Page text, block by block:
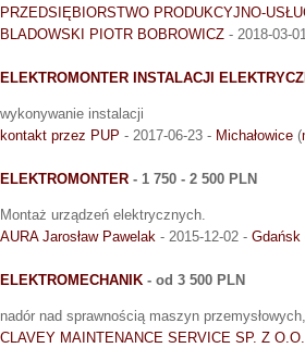
PRZEDSIĘBIORSTWO PRODUKCYJNO-
BLADOWSKI PIOTR BOBROWICZ - 2018-03-
ELEKTROMONTER INSTALACJI
wykonywanie instalacji
kontakt przez PUP - 2017-06-23 - Michałowice (
ELEKTROMONTER - 1 750 - 2 500 PLN
Montaż urządzeń elektrycznych.
AURA Jarosław Pawelak - 2015-12-02 - Gdańsk
ELEKTROMECHANIK - od 3 500 PLN
nadór nad sprawnością maszyn
CLAVEY MAINTENANCE SERVICE SP. Z O.O.